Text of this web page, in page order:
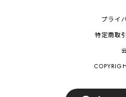
プライ
特定商取